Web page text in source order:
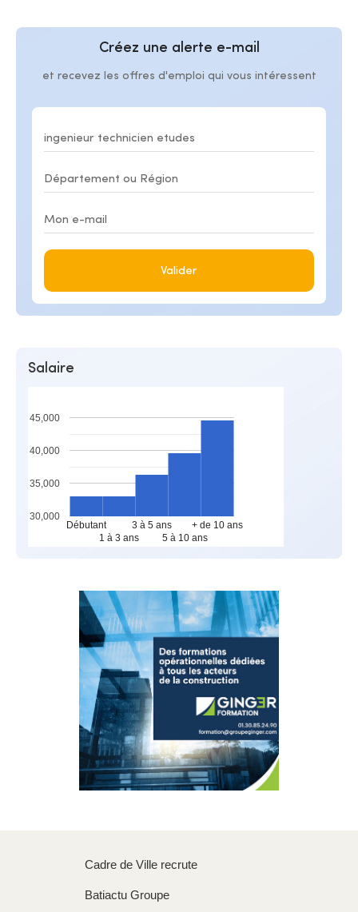
Créez une alerte e-mail
et recevez les offres d'emploi qui vous intéressent
Valider
Salaire
Débutant
1 à 3 ans
3 à 5 ans
5 à 10 ans
+ de 10 ans
30,000
35,000
40,000
45,000
Cadre de Ville recrute
Batiactu Groupe